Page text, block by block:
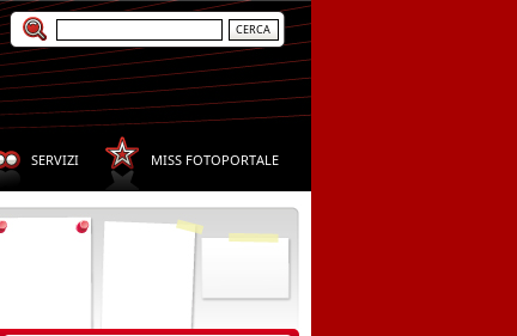
SERVIZI MISS FOTOPORTALE